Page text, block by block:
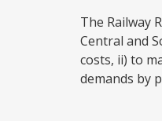
The Railway
Central and
costs, ii) to
demands by